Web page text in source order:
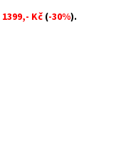
1399,- Kč (-30%).